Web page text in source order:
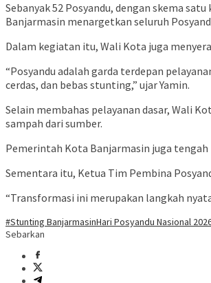
Sebanyak 52 Posyandu, dengan skema
Banjarmasin menargetkan seluruh
Dalam kegiatan itu, Wali Kota juga
“Posyandu adalah garda terdepan
cerdas, dan bebas stunting,” ujar Yamin.
Selain membahas pelayanan dasar, Wali
sampah dari sumber.
Pemerintah Kota Banjarmasin juga
Sementara itu, Ketua Tim Pembina
“Transformasi ini merupakan langkah
#Stunting BanjarmasinHari Posyandu Nasional
Sebarkan